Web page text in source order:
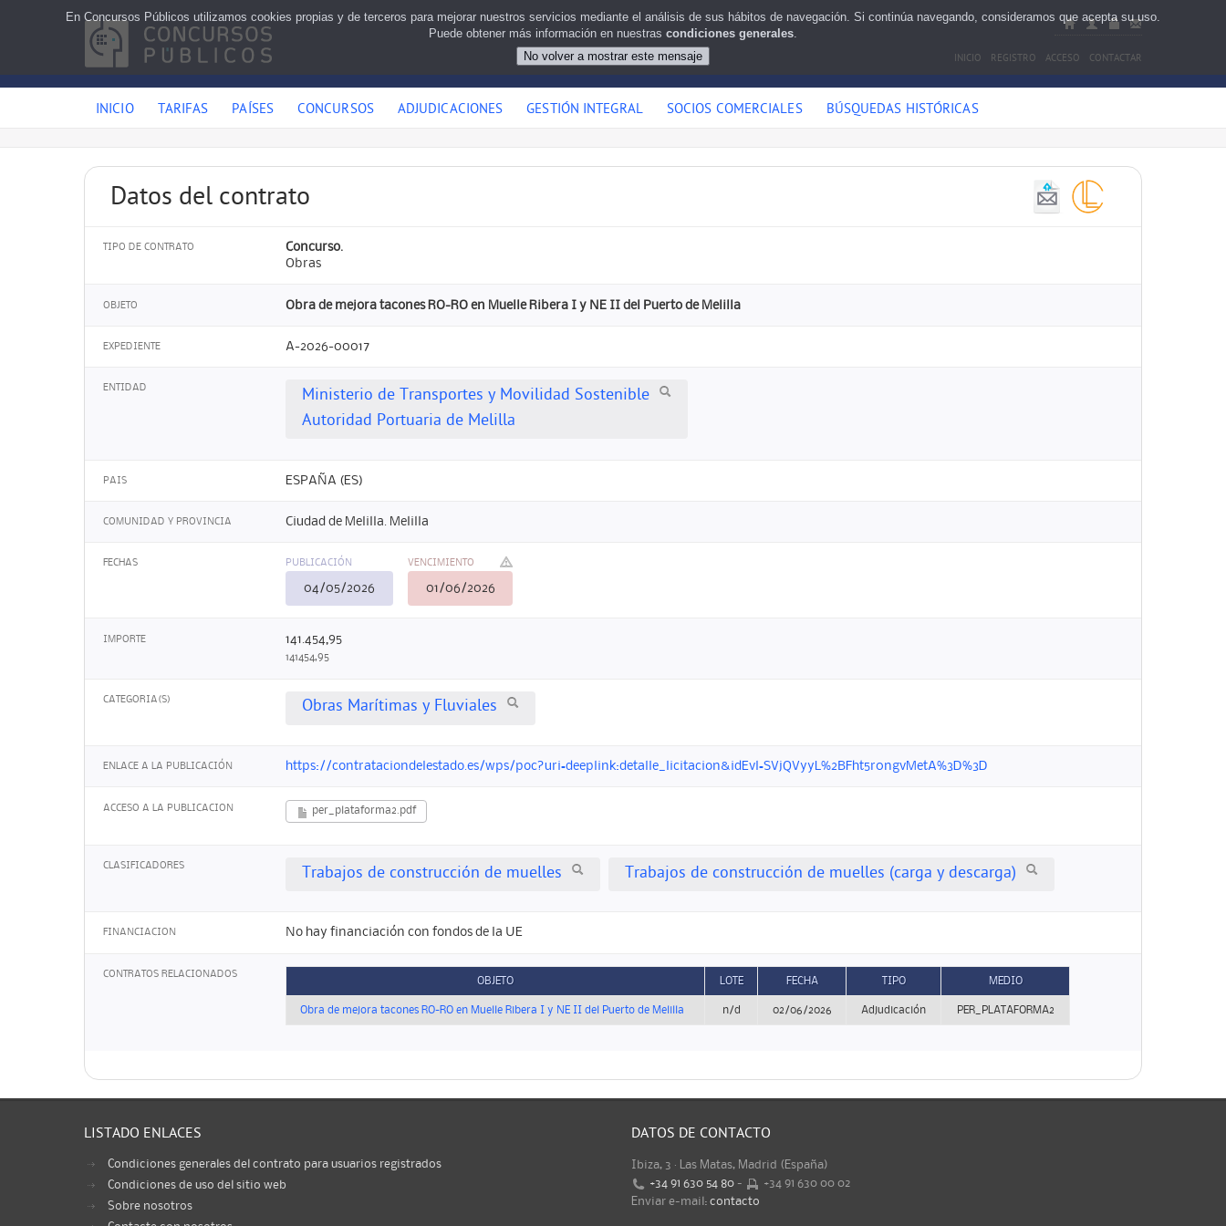
INICIO REGISTRO ACCESO CONTACTAR
INICIO TARIFAS PAÍSES CONCURSOS ADJUDICACIONES GESTIÓN INTEGRAL SOCIOS COMERCIALES BÚSQUEDAS HISTÓRICAS
Datos del contrato
TIPO DE CONTRATO
Concurso.
Obras
OBJETO Obra de mejora tacones RO-RO en Muelle Ribera I y NE II del Puerto de Melilla
EXPEDIENTE A-2026-00017
ENTIDAD
Ministerio de Transportes y Movilidad Sostenible
Autoridad Portuaria de Melilla
PAIS ESPAÑA (ES)
COMUNIDAD Y PROVINCIA Ciudad de Melilla. Melilla
FECHAS PUBLICACIÓN
04/05/2026
VENCIMIENTO
01/06/2026
IMPORTE 141.454,95
141454,95
CATEGORIA(S) Obras Marítimas y Fluviales
ENLACE A LA PUBLICACIÓN https://contrataciondelestado.es/wps/poc?uri=deeplink:detalle_licitacion&idEvl=SVjQVyyL%2BFht5r0ngvMetA%3D%3D
ACCESO A LA PUBLICACION per_plataforma2.pdf
CLASIFICADORES Trabajos de construcción de muelles Trabajos de construcción de muelles (carga y descarga)
FINANCIACION No hay financiación con fondos de la UE
CONTRATOS RELACIONADOS
OBJETO LOTE FECHA TIPO MEDIO
Obra de mejora tacones RO-RO en Muelle Ribera I y NE II del Puerto de Melilla n/d 02/06/2026 Adjudicación PER_PLATAFORMA2
LISTADO ENLACES
Condiciones generales del contrato para usuarios registrados
Condiciones de uso del sitio web
Sobre nosotros
DATOS DE CONTACTO
Ibiza, 3 · Las Matas, Madrid (España)
+34 91 630 54 80 -
+34 91 630 00 02
Enviar e-mail: contacto
En Concursos Públicos utilizamos cookies propias y de terceros para mejorar nuestros servicios mediante el análisis de sus hábitos de navegación. Si continúa navegando, consideramos que acepta su uso.
Puede obtener más información en nuestras condiciones generales.